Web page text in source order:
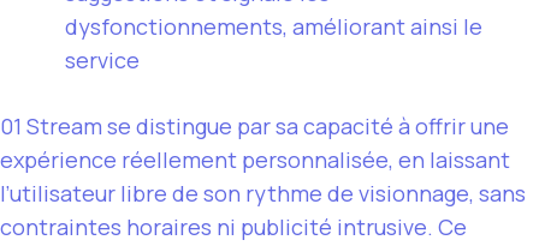
dysfonctionnements, améliorant ainsi le
service
01 Stream se distingue par sa capacité à offrir une
expérience réellement personnalisée, en laissant
l’utilisateur libre de son rythme de visionnage, sans
contraintes horaires ni publicité intrusive. Ce